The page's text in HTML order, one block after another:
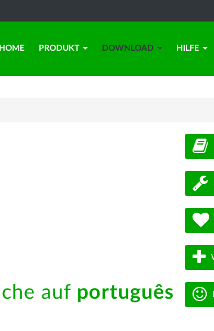
HOME PRODUKT DOWNLOAD HILFE
auf português